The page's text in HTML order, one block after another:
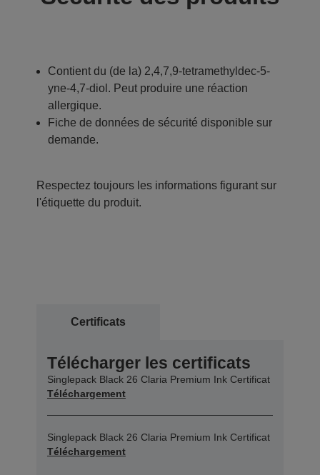
Contient du (de la) 2,4,7,9-tetramethyldec-5-
yne-4,7-diol. Peut produire une réaction
allergique.
Fiche de données de sécurité disponible sur
demande.
Respectez toujours les informations figurant sur
l'étiquette du produit.
Certificats
Télécharger les certificats
Singlepack Black 26 Claria Premium Ink Certificat
Téléchargement
Singlepack Black 26 Claria Premium Ink Certificat
Téléchargement